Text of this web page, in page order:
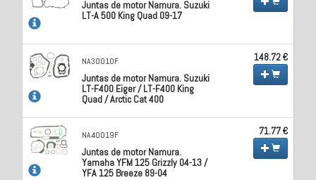
Juntas de motor Namura. Suzuki
LT-A 500 King Quad 09-17
NA30010F
Juntas de motor Namura. Suzuki
LT-F400 Eiger / LT-F400 King
Quad / Arctic Cat 400
148.72 €
NA40019F
Juntas de motor Namura.
Yamaha YFM 125 Grizzly 04-13 /
YFA 125 Breeze 89-04
71.77 €